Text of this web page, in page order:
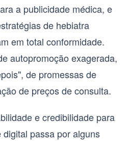
a publicidade médica, e
de hebiatra
em total conformidade.
autopromoção exagerada,
de promessas de
de preços de consulta.
e credibilidade para
passa por alguns